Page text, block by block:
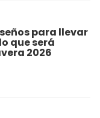
para llevar
que será
2026